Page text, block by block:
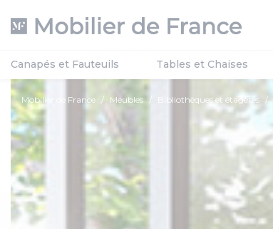
Canapés et Fauteuils Tables et Chaises
Mobilier de France Meubles Bibliothèques et étagères